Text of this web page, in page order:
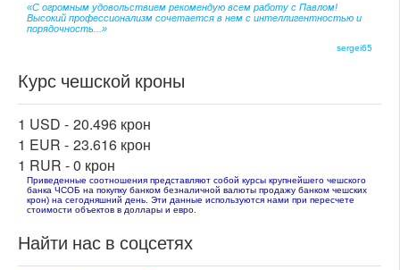
«С огромным удовольствием рекомендую всем работу с Павлом!
Высокий профессионализм сочетается в нем с интеллигентностью и
порядочность...»
sergei65
Курс чешской кроны
1 USD - 20.496 крон
1 EUR - 23.616 крон
1 RUR -0 крон
Приведенные соотношения представляют собой курсы крупнейшего чешского
банка ЧСОБ на покупку банком безналичной валюты продажу банком чешских
крон) на сегодняшний день. Эти данные используются нами при пересчете
стоимости объектов в доллары и евро.
Найти нас в соцсетях